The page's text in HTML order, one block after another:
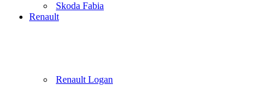
Skoda Fabia
Renault
Renault Logan